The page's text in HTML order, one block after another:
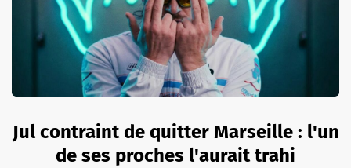
Jul contraint de quitter Marseille : l'un
de ses proches l'aurait trahi